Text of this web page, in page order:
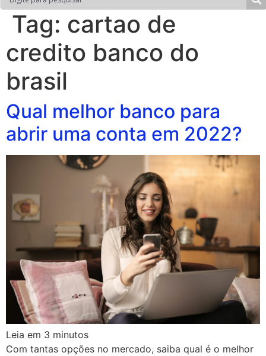
Tag: cartao de
credito banco do
brasil
Qual melhor banco para
abrir uma conta em 2022?
Leia em 3 minutos
Com tantas opções no mercado, saiba qual é o melhor